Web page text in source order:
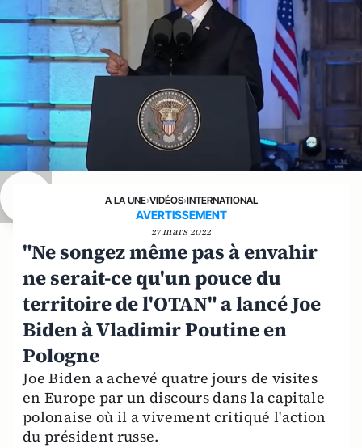
A LA UNE›VIDÉOS›INTERNATIONAL
AVERTISSEMENT
27 mars 2022
"Ne songez même pas à envahir
ne serait-ce qu'un pouce du
territoire de l'OTAN" a lancé Joe
Biden à Vladimir Poutine en
Pologne
Joe Biden a achevé quatre jours de visites
en Europe par un discours dans la capitale
polonaise où il a vivement critiqué l'action
du président russe.